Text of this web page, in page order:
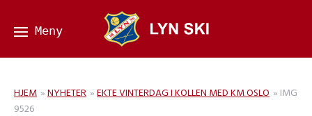
HJEM »NYHETER »EKTE VINTERDAG I KOLLEN MED KM OSLO » IMG
9526